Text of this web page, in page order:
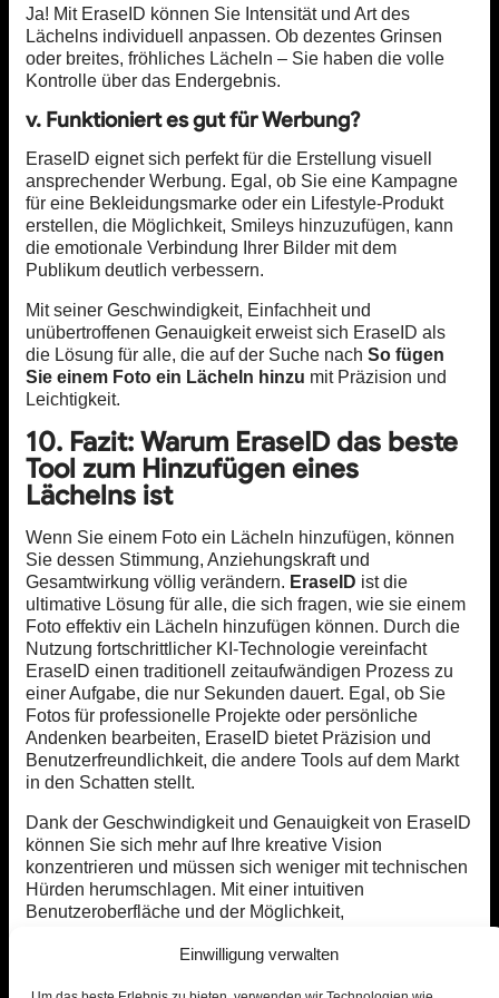
Einwilligung verwalten
Ja! Mit EraseID können Sie Intensität und Art des
Lächelns individuell anpassen. Ob dezentes Grinsen
oder breites, fröhliches Lächeln – Sie haben die volle
Kontrolle über das Endergebnis.
v. Funktioniert es gut für Werbung?
EraseID eignet sich perfekt für die Erstellung visuell
ansprechender Werbung. Egal, ob Sie eine Kampagne
für eine Bekleidungsmarke oder ein Lifestyle-Produkt
erstellen, die Möglichkeit, Smileys hinzuzufügen, kann
die emotionale Verbindung Ihrer Bilder mit dem
Publikum deutlich verbessern.
Mit seiner Geschwindigkeit, Einfachheit und
unübertroffenen Genauigkeit erweist sich EraseID als
die Lösung für alle, die auf der Suche nach So fügen
Sie einem Foto ein Lächeln hinzu mit Präzision und
Leichtigkeit.
10. Fazit: Warum EraseID das beste
Tool zum Hinzufügen eines
Lächelns ist
Wenn Sie einem Foto ein Lächeln hinzufügen, können
Sie dessen Stimmung, Anziehungskraft und
Gesamtwirkung völlig verändern. EraseID ist die
ultimative Lösung für alle, die sich fragen, wie sie einem
Foto effektiv ein Lächeln hinzufügen können. Durch die
Nutzung fortschrittlicher KI-Technologie vereinfacht
EraseID einen traditionell zeitaufwändigen Prozess zu
einer Aufgabe, die nur Sekunden dauert. Egal, ob Sie
Fotos für professionelle Projekte oder persönliche
Andenken bearbeiten, EraseID bietet Präzision und
Benutzerfreundlichkeit, die andere Tools auf dem Markt
in den Schatten stellt.
Dank der Geschwindigkeit und Genauigkeit von EraseID
können Sie sich mehr auf Ihre kreative Vision
konzentrieren und müssen sich weniger mit technischen
Hürden herumschlagen. Mit einer intuitiven
Benutzeroberfläche und der Möglichkeit,
EraseID zweifellos die beste Wahl, um Fotos mit